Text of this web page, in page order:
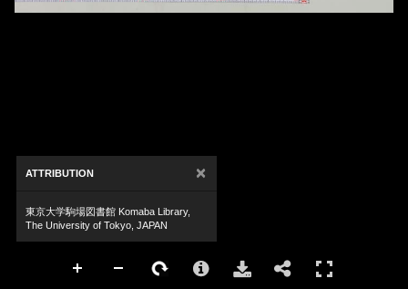
ATTRIBUTION ×
東京大学駒場図書館 Komaba Library,
The University of Tokyo, JAPAN